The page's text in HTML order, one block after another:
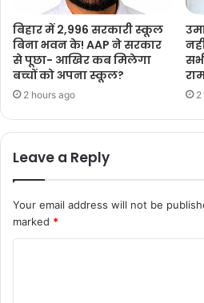
बिहार में 2,996 सरकारी स्कूल
बिना भवन के! AAP ने सरकार
से पूछा- आखिर कब मिलेगा
बच्चों को अपना स्कूल?
2 hours ago 2
Leave a Reply
Your email address will not be
marked *